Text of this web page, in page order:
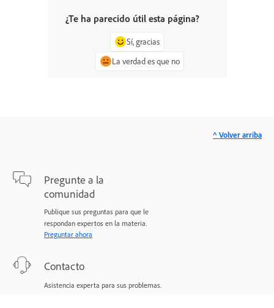
¿Te ha parecido útil esta página?
Sí, gracias
La verdad es que no
Pregunte a la
comunidad
Publique sus preguntas para que le
respondan expertos en la materia.
Preguntar ahora
Contacto
Asistencia experta para sus problemas.
^ Volver arriba